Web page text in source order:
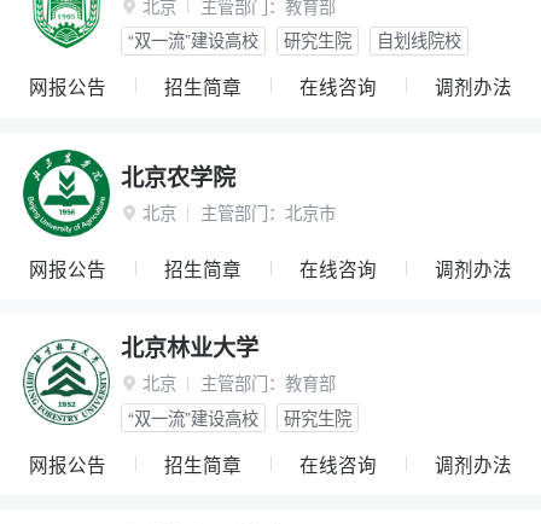
 北京 主管部门： 教育部
“双一流”建设高校
研究生院 自划线院校
网报公告 招生简章 在线咨询 调剂办法
北京农学院
 北京 主管部门： 北京市
网报公告 招生简章 在线咨询 调剂办法
北京林业大学
 北京 主管部门： 教育部
“双一流”建设高校
研究生院
网报公告 招生简章 在线咨询 调剂办法